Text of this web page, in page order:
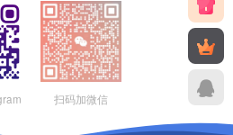
扫码加微信